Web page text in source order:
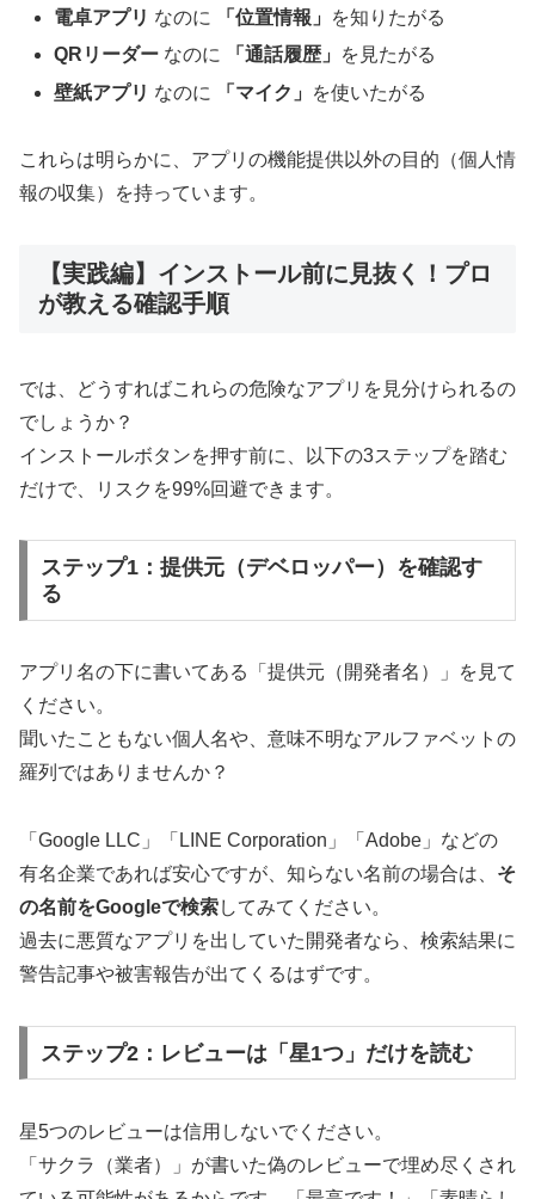
電卓アプリ なのに 「位置情報」
を知りたがる
QRリーダー なのに 「通話履歴」
を見たがる
壁紙アプリ なのに 「マイク」 を使いたがる
これらは明らかに、アプリの機能提供以外の目的（個人情
報の収集）を持っています。
【実践編】インストール前に見抜く！プロ
が教える確認手順
では、どうすればこれらの危険なアプリを見分けられるの
でしょうか？
インストールボタンを押す前に、以下の3ステップを踏む
だけで、リスクを99%回避できます。
ステップ1：提供元（デベロッパー）を確認す
る
アプリ名の下に書いてある「提供元（開発者名）」を見て
ください。
聞いたこともない個人名や、意味不明なアルファベットの
羅列ではありませんか？
「Google LLC」「LINE Corporation」「Adobe」などの
有名企業であれば安心ですが、知らない名前の場合は、 そ
の名前をGoogleで検索してみてください。
過去に悪質なアプリを出していた開発者なら、検索結果に
警告記事や被害報告が出てくるはずです。
ステップ2：レビューは「星1つ」だけを読む
星5つのレビューは信用しないでください。
「サクラ（業者）」が書いた偽のレビューで埋め尽くされ